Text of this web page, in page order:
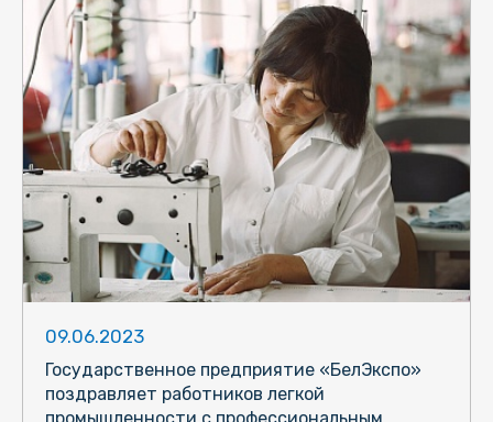
09.06.2023
Государственное предприятие «БелЭкспо»
поздравляет работников легкой